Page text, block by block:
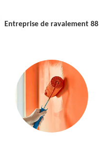
Entreprise de ravalement 88